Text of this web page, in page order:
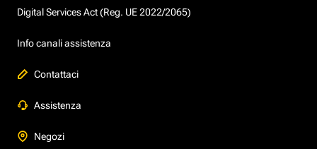
Digital Services Act (Reg. UE 2022/2065)
Info canali assistenza
Contattaci
Assistenza
Negozi